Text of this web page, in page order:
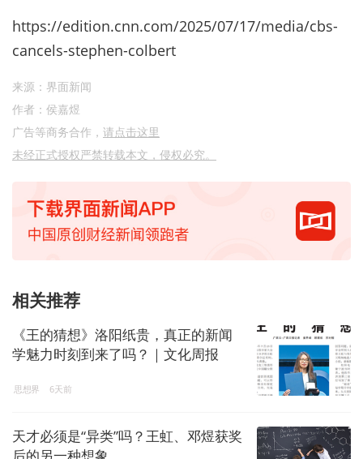
https://edition.cnn.com/2025/07/17/media/cbs-
cancels-stephen-colbert
来源：界面新闻
作者：侯嘉煜
广告等商务合作， 请点击这里
未经正式授权严禁转载本文，侵权必究。
相关推荐
《王的猜想》洛阳纸贵，真正的新闻
学魅力时刻到来了吗？｜文化周报
思想界 6天前
天才必须是“异类”吗？王虹、邓煜获奖
后的另一种想象